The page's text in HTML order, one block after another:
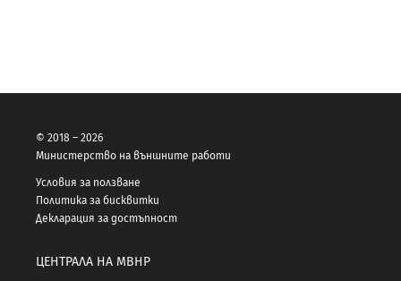
© 2018 – 2026
Министерство на външните работи
Условия за ползване
Политика за бисквитки
Декларация за достъпност
ЦЕНТРАЛА НА МВНР